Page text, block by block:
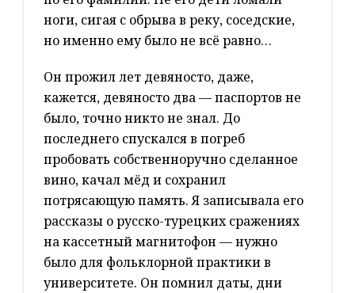
ноги, сигая с обрыва в реку, соседские,
но именно ему было не всё равно…
Он прожил лет девяносто, даже,
кажется, девяносто два — паспортов не
было, точно никто не знал. До
последнего спускался в погреб
пробовать собственноручно сделанное
вино, качал мёд и сохранил
потрясающую память. Я записывала его
рассказы о русско-турецких сражениях
на кассетный магнитофон — нужно
было для фольклорной практики в
университете. Он помнил даты, дни